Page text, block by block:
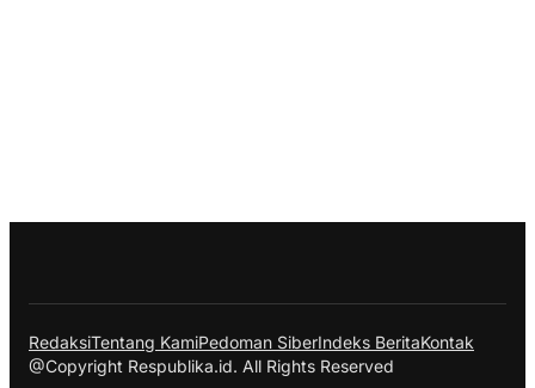
RedaksiTentang KamiPedoman SiberIndeks BeritaKontak
@Copyright Respublika.id. All Rights Reserved